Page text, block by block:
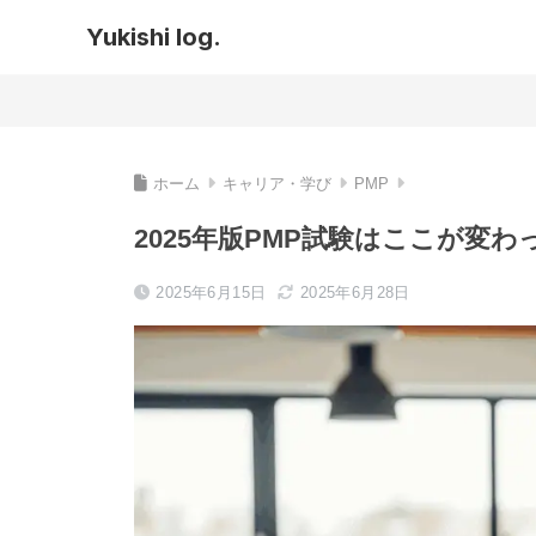
Yukishi log.
ホーム キャリア・学び PMP
2025年版PMP試験はここが変わ
2025年6月15日 2025年6月28日